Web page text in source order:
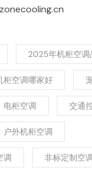
2025年机柜空调
柜空调哪家好
电柜空调 交通
户外机柜空调
调 非标定制空